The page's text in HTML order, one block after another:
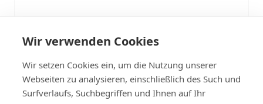
Wir verwenden Cookies
Wir setzen Cookies ein, um die Nutzung unserer
Webseiten zu analysieren, einschließlich des Such und
Surfverlaufs, Suchbegriffen und Ihnen auf Ihr
Deine E-Mail-Adresse
Wer ist dein Notfallkontakt